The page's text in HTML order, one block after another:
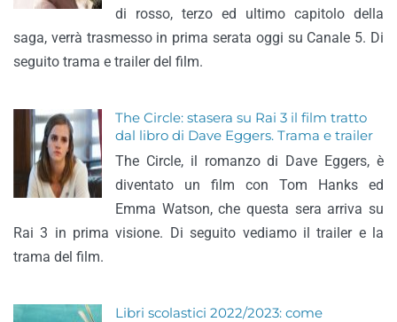
di rosso, terzo ed ultimo capitolo della
saga, verrà trasmesso in prima serata oggi su Canale 5. Di
seguito trama e trailer del film.
The Circle: stasera su Rai 3 il film tratto
dal libro di Dave Eggers. Trama e trailer
The Circle, il romanzo di Dave Eggers, è
diventato un film con Tom Hanks ed
Emma Watson, che questa sera arriva su
Rai 3 in prima visione. Di seguito vediamo il trailer e la
trama del film.
Libri scolastici 2022/2023: come